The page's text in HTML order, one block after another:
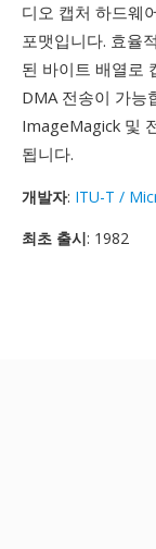
디오 캡처 하드웨
포맷입니다. 효율
된 바이트 배열로
DMA 전송이 가능
ImageMagick 및
됩니다.
개발자: ITU-T /
최초 출시: 1982